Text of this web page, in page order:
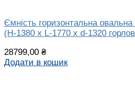
Ємність горизонтальна
(H-1380 х L-1770 х d-1320
28799,00 ₴
Додати в кошик